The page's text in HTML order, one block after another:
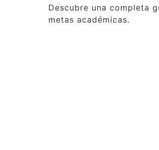
Descubre una completa
metas académicas.